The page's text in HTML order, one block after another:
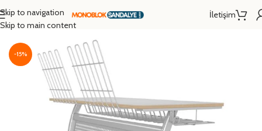
Skip to navigation
Skip to main content
İletişim
Ana Sayfa /Okul Sırası
-15%